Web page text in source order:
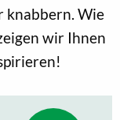
knabbern. Wie
wir Ihnen